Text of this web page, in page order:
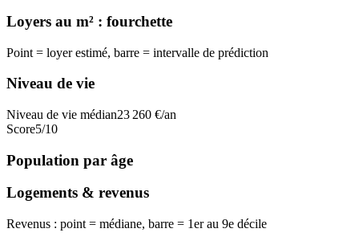
Loyers au m² : fourchette
Point = loyer estimé, barre = intervalle de prédiction
Niveau de vie
Niveau de vie médian23 260 €/an
Score5/10
Population par âge
Logements & revenus
Revenus : point = médiane, barre = 1er au 9e décile